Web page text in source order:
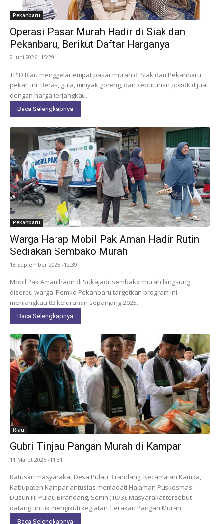
Pekanbaru
Operasi Pasar Murah Hadir di Siak dan
Pekanbaru, Berikut Daftar Harganya
2 Juni 2026 -15:29
TPID Riau menggelar empat pasar murah di Siak dan Pekanbaru
pekan ini. Beras, gula, minyak goreng, dan kebutuhan pokok dijual
dengan harga terjangkau.
Baca Selengkapnya
Pekanbaru
Warga Harap Mobil Pak Aman Hadir Rutin
Sediakan Sembako Murah
18 September 2025 -12:39
Mobil Pak Aman hadir di Sukajadi, sembako murah langsung
diserbu warga. Pemko Pekanbaru targetkan program ini
menjangkau 83 kelurahan sepanjang 2025.
Baca Selengkapnya
Riau
Gubri Tinjau Pangan Murah di Kampar
11 Maret 2025 -11:31
Ratusan masyarakat Desa Pulau Birandang, Kecamatan Kampa,
Kabupaten Kampar antusias memadati Halaman Puskesmas
Dusun IIII Pulau Birandang, Senin (10/3). Masyarakat tersebut
datang untuk mengikuti kegiatan Gerakan Pangan Murah.
Baca Selengkapnya